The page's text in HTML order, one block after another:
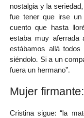
nostalgia y la
fue tener que irse un
cuento que hasta
estaba muy
estábamos allá
siéndolo. Si a un
fuera un hermano”.
Mujer
Cristina sigue: “la